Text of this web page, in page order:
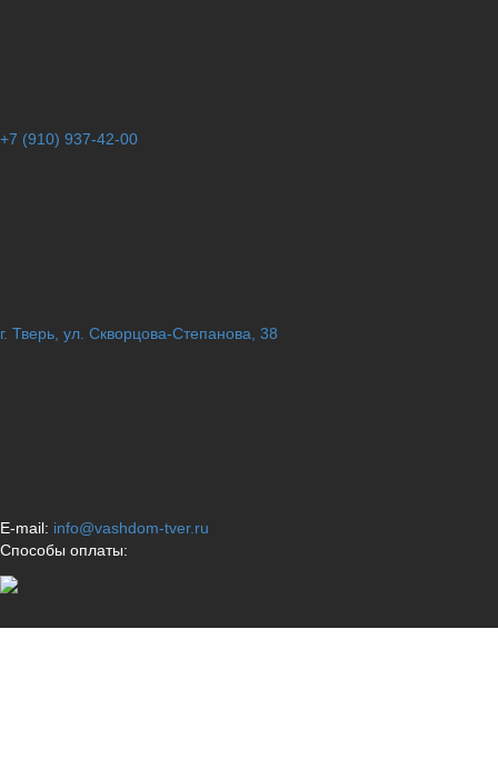
+7 (910) 937-42-00
г. Тверь, ул. Скворцова-Степанова, 38
E-mail: info@vashdom-tver.ru
Способы оплаты: